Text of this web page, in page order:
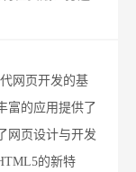
网页开发的基
富的应用提供了
网页设计与开发
的新特